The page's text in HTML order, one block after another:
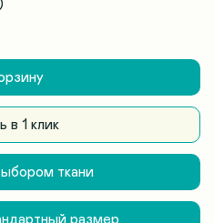
)
в 1 клик
ткани
размер